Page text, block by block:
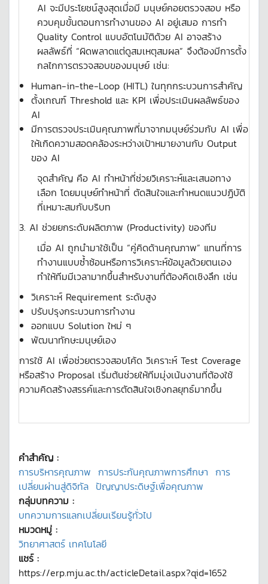
AI จะมีประโยชน์สูงสุดเมื่อมี มนุษย์คอยตรวจสอบ หรือ
ควบคุมขั้นตอนการทำงานของ AI อยู่เสมอ การทำ
Quality Control แบบอัตโนมัติด้วย AI อาจสร้าง
ผลลัพธ์ที่ “ผิดพลาดแต่ดูสมเหตุสมผล” จึงต้องมีการตั้ง
กลไกการตรวจสอบของมนุษย์ เช่น:
Human-in-the-Loop (HITL) ในทุกกระบวนการสำคัญ
ตั้งเกณฑ์ Threshold และ KPI เพื่อประเมินผลลัพธ์ของ
AI
มีการตรวจประเมินคุณภาพที่มาจากมนุษย์ร่วมกับ AI เพื่อ
ให้เกิดความสอดคล้องระหว่างเป้าหมายงานกับ Output
ของ AI
จุดสำคัญ คือ AI ทำหน้าที่ช่วยวิเคราะห์และเสนอทาง
เลือก โดยมนุษย์ทำหน้าที่ ตัดสินใจและกำหนดแนวปฏิบัติ
ที่เหมาะสมกับบริบท
3. AI ช่วยยกระดับผลิตภาพ (Productivity) ของทีม
เมื่อ AI ถูกนำมาใช้เป็น “คู่คิดด้านคุณภาพ” แทนที่การ
ทำงานแบบซ้ำซ้อนหรือการวิเคราะห์ข้อมูลด้วยตนเอง
ทำให้ทีมมีเวลามากขึ้นสำหรับงานที่ต้องคิดเชิงลึก เช่น
วิเคราะห์ Requirement ระดับสูง
ปรับปรุงกระบวนการทำงาน
ออกแบบ Solution ใหม่ ๆ
พัฒนาทักษะมนุษย์เอง
การใช้ AI เพื่อช่วยตรวจสอบโค้ด วิเคราะห์ Test Coverage
หรือสร้าง Proposal เริ่มต้นช่วยให้ทีมมุ่งเน้นงานที่ต้องใช้
ความคิดสร้างสรรค์และการตัดสินใจเชิงกลยุทธ์มากขึ้น
คำสำคัญ :
การบริหารคุณภาพ การประกันคุณภาพการศึกษา การ
เปลี่ยนผ่านสู่ดิจิทัล ปัญญาประดิษฐ์เพื่อคุณภาพ
กลุ่มบทความ :
บทความการแลกเปลี่ยนเรียนรู้ทั่วไป
หมวดหมู่ :
วิทยาศาสตร์ เทคโนโลยี
แชร์ :
https://erp.mju.ac.th/acticleDetail.aspx?qid=1652